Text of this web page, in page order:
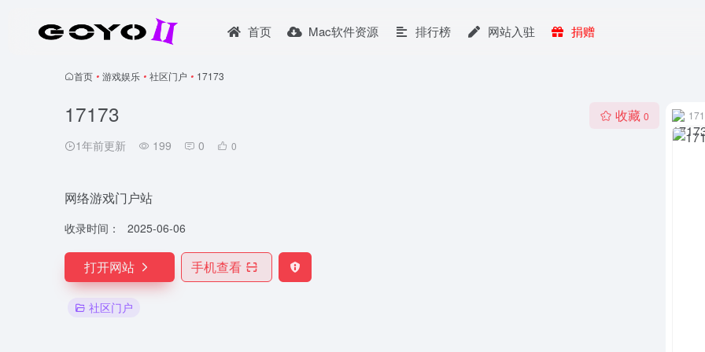
首页 Mac软件资源 排行榜 网站入驻 捐赠
首页 • 游戏娱乐 • 社区门户 • 17173
17173
1年前更新 199 0 0
收藏 0
网络游戏门户站
收录时间： 2025-06-06
打开网站 手机查看
社区门户